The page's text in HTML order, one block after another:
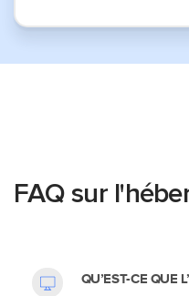
FAQ sur
QU’EST-CE QUE